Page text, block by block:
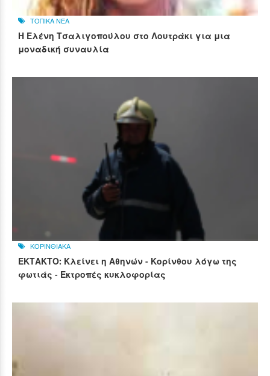
ΤΟΠΙΚΑ ΝΕΑ
Η Ελένη Τσαλιγοπούλου στο Λουτράκι για μια
μοναδική συναυλία
ΚΟΡΙΝΘΙΑΚΑ
ΕΚΤΑΚΤΟ: Κλείνει η Αθηνών - Κορίνθου λόγω της
φωτιάς - Εκτροπές κυκλοφορίας